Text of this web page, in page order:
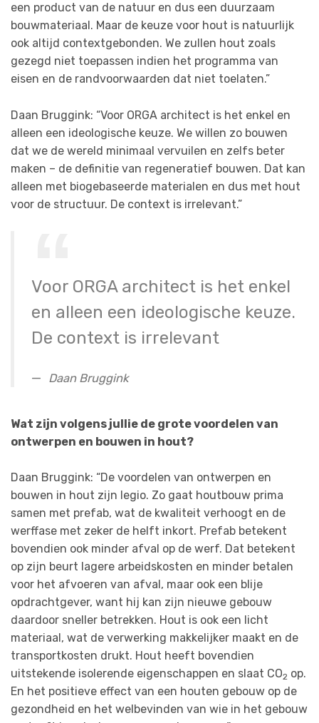
een product van de natuur en dus een duurzaam
bouwmateriaal. Maar de keuze voor hout is natuurlijk
ook altijd contextgebonden. We zullen hout zoals
gezegd niet toepassen indien het programma van
eisen en de randvoorwaarden dat niet toelaten.”
Daan Bruggink: “Voor ORGA architect is het enkel en
alleen een ideologische keuze. We willen zo bouwen
dat we de wereld minimaal vervuilen en zelfs beter
maken – de definitie van regeneratief bouwen. Dat kan
alleen met biogebaseerde materialen en dus met hout
voor de structuur. De context is irrelevant.”
Voor ORGA architect is het enkel
en alleen een ideologische keuze.
De context is irrelevant
Daan Bruggink
Wat zijn volgens jullie de grote voordelen van
ontwerpen en bouwen in hout?
Daan Bruggink: “De voordelen van ontwerpen en
bouwen in hout zijn legio. Zo gaat houtbouw prima
samen met prefab, wat de kwaliteit verhoogt en de
werffase met zeker de helft inkort. Prefab betekent
bovendien ook minder afval op de werf. Dat betekent
op zijn beurt lagere arbeidskosten en minder betalen
voor het afvoeren van afval, maar ook een blije
opdrachtgever, want hij kan zijn nieuwe gebouw
daardoor sneller betrekken. Hout is ook een licht
materiaal, wat de verwerking makkelijker maakt en de
transportkosten drukt. Hout heeft bovendien
uitstekende isolerende eigenschappen en slaat CO2 op.
En het positieve effect van een houten gebouw op de
gezondheid en het welbevinden van wie in het gebouw